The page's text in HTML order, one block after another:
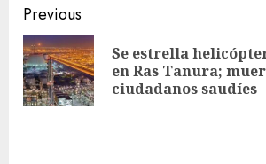
Previous
Se estrella
en Ras Tanura;
ciudadanos saudíes